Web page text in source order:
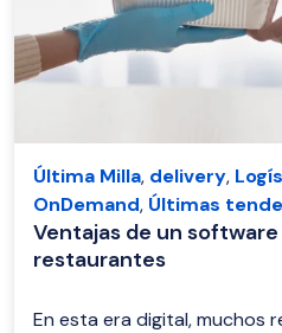
Última Milla, delivery,
OnDemand, Últimas
Ventajas de un
restaurantes
En esta era digital, muchos